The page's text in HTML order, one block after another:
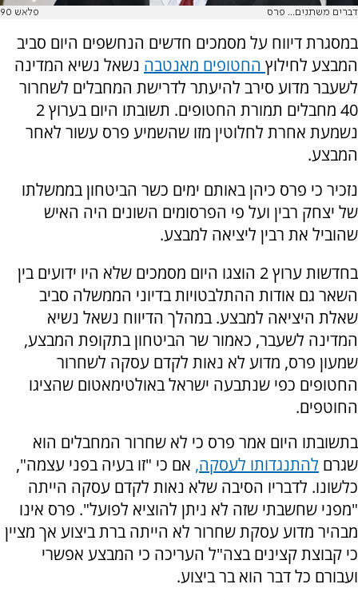
דברים משתנים... פרס פלאש 90
במסגרת דיווח על מסמכים חדשים הנחשפים היום סביב
המבצע לחילוץ החטופים מאנטבה נשאל נשיא המדינה
לשעבר מדוע סירב להיעתר לדרישת המחבלים לשחרור
40 מחבלים תמורת החטופים. תשובתו היום בערוץ 2
נשמעת אחרת לחלוטין מזו שהשמיע פרס עשור לאחר
המבצע.
נזכיר כי פרס כיהן באותם ימים כשר הביטחון בממשלתו
של יצחק רבין ועל פי הפרסומים השונים היה האיש
שהוביל את רבין ליציאה למבצע.
בחדשות ערוץ 2 הוצגו היום מסמכים שלא היו ידועים בין
השאר גם אודות ההתלבטויות בדיוני הממשלה סביב
שאלת היציאה למבצע. במהלך הדיווח נשאל נשיא
המדינה לשעבר, כאמור שר הביטחון בתקופת המבצע,
שמעון פרס, מדוע לא נאות לקדם עסקה לשחרור
החטופים כפי שנתבעה ישראל באולטימאטום שהציגו
החוטפים.
בתשובתו היום אמר פרס כי לא שחרור המחבלים הוא
שגרם להתנגדותו לעסקה, אם כי "זו בעיה בפני עצמה",
כלשונו. לדבריו הסיבה שלא נאות לקדם עסקה הייתה
"מפני שחשבתי שזה לא ניתן להוציא לפועל". פרס אינו
מבהיר מדוע עסקת שחרור לא הייתה ברת ביצוע אך מציין
כי קבוצת קצינים בצה"ל העריכה כי המבצע אפשרי
ועבורם כל דבר הוא בר ביצוע.